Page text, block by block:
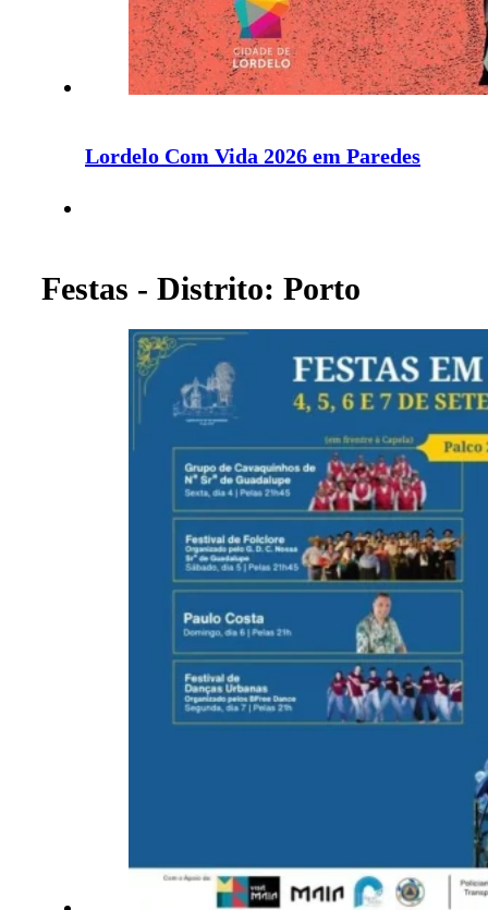
Lordelo Com Vida 2026 em Paredes
Festas - Distrito: Porto